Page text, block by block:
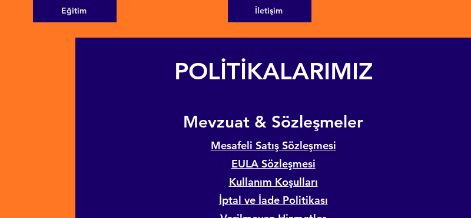
Eğitim İletişim
POLİTİKALARIMIZ
​Mevzuat & Sözleşmeler
Mesafeli Satış Sözleşmesi
EULA Sözleşmesi
Kullanım Koşulları
İptal ve İade Politikası